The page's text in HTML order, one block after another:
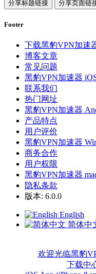
分享标题链接 分享页面链
Footer
下载黑豹VPN加速
博客文章
常见问题
黑豹VPN加速器
联系我们
热门网址
黑豹VPN加速器
产品特点
用户评价
黑豹VPN加速器
商务合作
用户权限
黑豹VPN加速器
隐私条款
版本: 6.0.0
English
简体中
欢迎光临黑豹
下载中